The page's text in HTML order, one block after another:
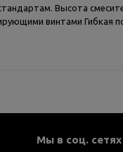
Высота
винтами Гибкая
Мы в соц. сетях